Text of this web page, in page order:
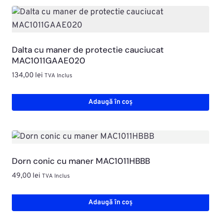
Dalta cu maner de protectie cauciucat
MAC1011GAAE020
134,00 lei TVA Inclus
Adaugă în coș
Dorn conic cu maner MAC1011HBBB
49,00 lei TVA Inclus
Adaugă în coș